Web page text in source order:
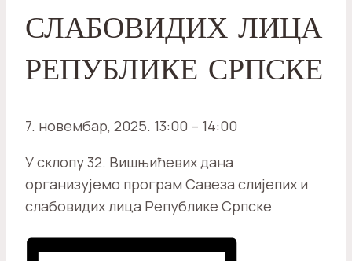
СЛАБОВИДИХ ЛИЦА
РЕПУБЛИКЕ СРПСКЕ
7. новембар, 2025. 13:00 – 14:00
У склопу 32. Вишњићевих дана
организујемо програм Савеза слијепих и
слабовидих лица Републике Српске